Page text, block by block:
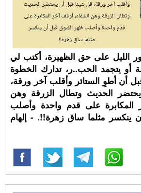
الليل على حق الظهيرة، أكتب لي
أو يتجمد الحب..ر، تدارك الخطوة
أطوِ الستائر وأقلب آخر ورقة،
الحديث وتطال الزرقة وهن
المكابرة على قدم واحدة وأصلب
ينكسر مثلما ساق زهرة!!. - إلهام